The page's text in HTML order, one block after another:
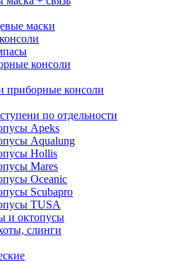
маски
консоли
приборные консоли
по отдельности
Apeks
Aqualung
Hollis
Mares
Oceanic
Scubapro
TUSA
и октопусы
слинги